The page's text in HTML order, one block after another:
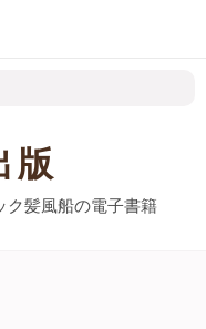
版
ク髪風船の電子書籍